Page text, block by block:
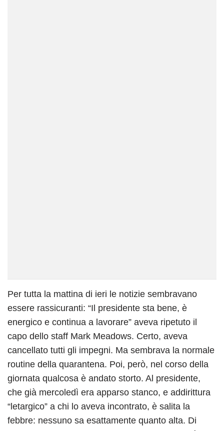
Per tutta la mattina di ieri le notizie sembravano
essere rassicuranti: “Il presidente sta bene, è
energico e continua a lavorare” aveva ripetuto il
capo dello staff Mark Meadows. Certo, aveva
cancellato tutti gli impegni. Ma sembrava la normale
routine della quarantena. Poi, però, nel corso della
giornata qualcosa è andato storto. Al presidente,
che già mercoledì era apparso stanco, e addirittura
“letargico” a chi lo aveva incontrato, è salita la
febbre: nessuno sa esattamente quanto alta. Di